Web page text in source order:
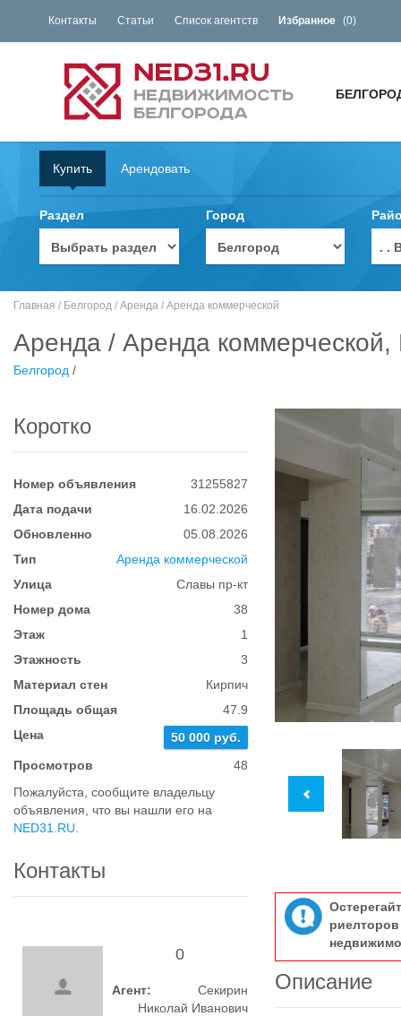
Контакты Статьи Список агентств Избранное (0)
Купить Арендовать
Раздел Город
. .
Главная / Белгород / Аренда / Аренда коммерческой
Аренда / Аренда коммерческой,
Белгород /
Коротко
Номер объявления
31255827
Дата подачи
16.02.2026
Обновленно
05.08.2026
Тип
Аренда коммерческой
Улица
Славы пр-кт
Номер дома
38
Этаж
1
Этажность
3
Материал стен
Кирпич
Площадь общая
47.9
Цена
50 000 руб.
Просмотров
48
Пожалуйста, сообщите владельцу
объявления, что вы нашли его на
NED31.RU
Контакты
0
Агент:
Секирин
Николай Иванович
Описание